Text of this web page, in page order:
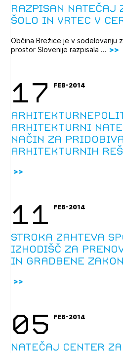
Izbrana vsebina je
Razpisan natečaj
šolo in vrtec v
Občina Brežice je v sodelovanju
prostor Slovenije razpisala ...
17 FEB-2014
arhitekturni
način za
arhitekturnih
11 FEB-2014
Stroka zahteva
izhodišč za
in gradbene
05 FEB-2014
Natečaj Center